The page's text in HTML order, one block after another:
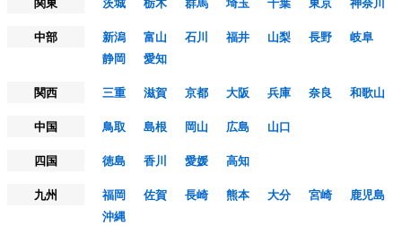
中部
新潟 富山 石川 福井 山梨 長野
岐阜
静岡
愛知
関西
三重 滋賀 京都 大阪 兵庫 奈良
和歌山
中国
鳥取 島根 岡山 広島
山口
四国
徳島 香川 愛媛
高知
九州
福岡 佐賀 長崎 熊本 大分 宮崎
鹿児島
沖縄